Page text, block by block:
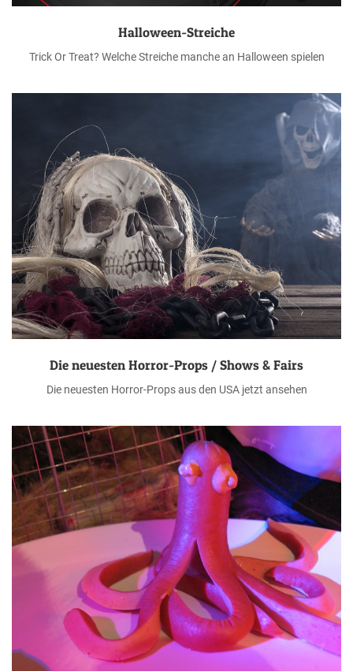
Halloween-Streiche
Trick Or Treat? Welche Streiche manche an Halloween spielen
Die neuesten Horror-Props / Shows & Fairs
Die neuesten Horror-Props aus den USA jetzt ansehen